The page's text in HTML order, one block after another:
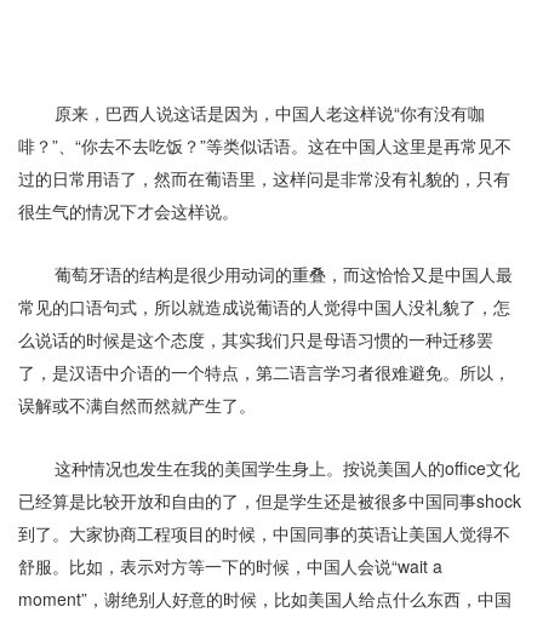
原来，巴西人说这话是因为，中国人老这样说“你有没有咖
啡？”、“你去不去吃饭？”等类似话语。这在中国人这里是再常见不
过的日常用语了，然而在葡语里，这样问是非常没有礼貌的，只有
很生气的情况下才会这样说。
葡萄牙语的结构是很少用动词的重叠，而这恰恰又是中国人最
常见的口语句式，所以就造成说葡语的人觉得中国人没礼貌了，怎
么说话的时候是这个态度，其实我们只是母语习惯的一种迁移罢
了，是汉语中介语的一个特点，第二语言学习者很难避免。所以，
误解或不满自然而然就产生了。
这种情况也发生在我的美国学生身上。按说美国人的office文化
已经算是比较开放和自由的了，但是学生还是被很多中国同事shock
到了。大家协商工程项目的时候，中国同事的英语让美国人觉得不
舒服。比如，表示对方等一下的时候，中国人会说“wait a
moment”，谢绝别人好意的时候，比如美国人给点什么东西，中国